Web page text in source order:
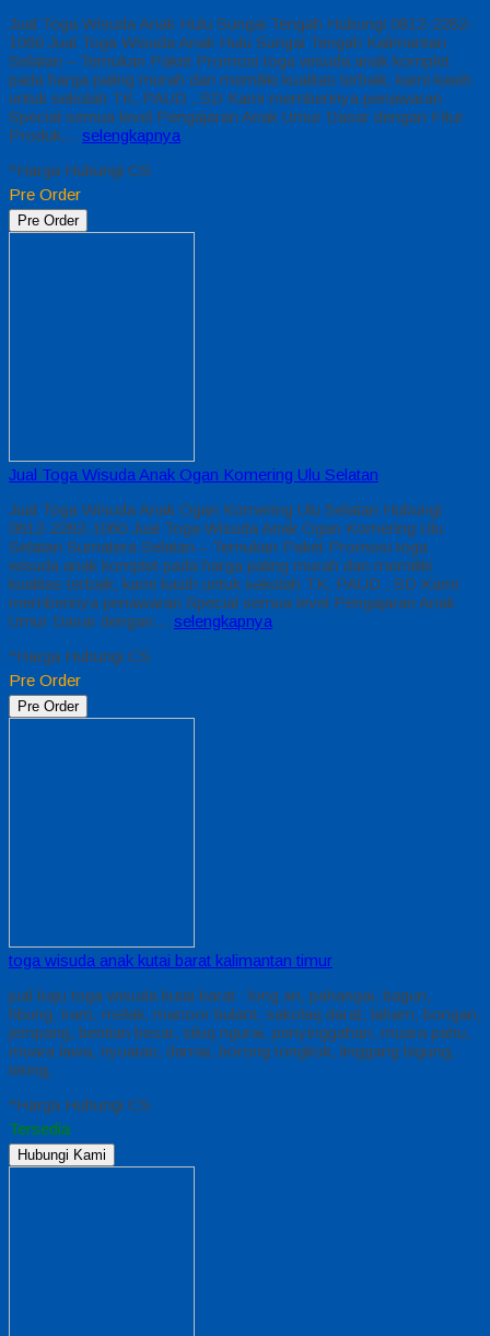
Jual Toga Wisuda Anak Hulu Sungai Tengah Hubungi 0812-2282-
1060 Jual Toga Wisuda Anak Hulu Sungai Tengah Kalimantan
Selatan – Temukan Paket Promosi toga wisuda anak komplet
pada harga paling murah dan memiliki kualitas terbaik, kami kasih
untuk sekolah TK, PAUD , SD Kami memberinya penawaran
Special semua level Pengajaran Anak Umur Dasar dengan Fitur
Produk… selengkapnya
*Harga Hubungi CS
Pre Order
Pre Order
Jual Toga Wisuda Anak Ogan Komering Ulu Selatan
Jual Toga Wisuda Anak Ogan Komering Ulu Selatan Hubungi
0812-2282-1060 Jual Toga Wisuda Anak Ogan Komering Ulu
Selatan Sumatera Selatan – Temukan Paket Promosi toga
wisuda anak komplet pada harga paling murah dan memiliki
kualitas terbaik, kami kasih untuk sekolah TK, PAUD , SD Kami
memberinya penawaran Special semua level Pengajaran Anak
Umur Dasar dengan… selengkapnya
*Harga Hubungi CS
Pre Order
Pre Order
toga wisuda anak kutai barat kalimantan timur
jual baju toga wisuda kutai barat : long ari, pahangai, bagun,
hbung, iram, melak, manoor bulant, sakolaq darat, laham, bongan,
jempang, bentian besar, siluq ngurai, penyinggahan, muara pahu,
muara lawa, nyuatan, damai, borong tongkok, linggang bigung,
tering,
*Harga Hubungi CS
Tersedia
Hubungi Kami